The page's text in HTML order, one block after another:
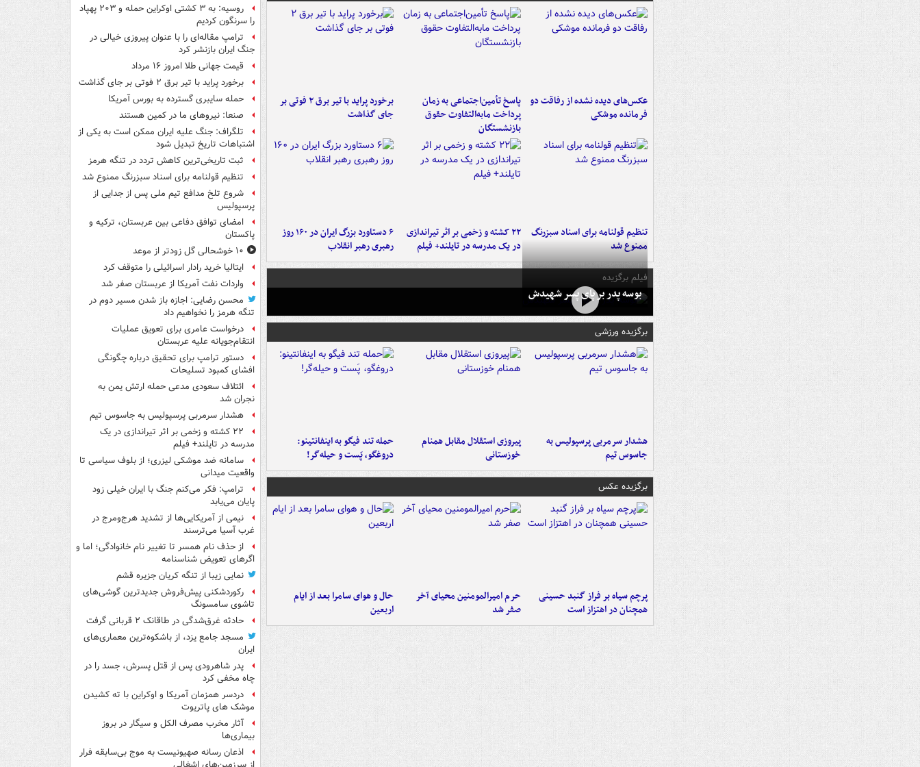
عکس‌های دیده نشده از رفاقت دو
فرمانده‌ موشکی
پاسخ تأمین‌اجتماعی به زمان
پرداخت مابه‌التفاوت حقوق
بازنشستگان
برخورد پراید با تیر برق ۲ فوتی بر
جای گذاشت
تنظیم قولنامه برای اسناد سبزرنگ
ممنوع شد
۲۲ کشته و زخمی بر اثر تیراندازی
در یک مدرسه در تایلند+ فیلم
۶ دستاورد بزرگ ایران در ۱۶۰ روز
رهبری رهبر انقلاب
فیلم برگزیده
بوسه‌ پدر بر پای پسر شهیدش
برگزیده ورزشی
هشدار سرمربی پرسپولیس به
جاسوس تیم
پیروزی استقلال مقابل همنام
خوزستانی
حمله تند فیگو به اینفانتینو:
دروغگو، پَست‌ و حیله‌گر!
برگزیده عکس
پرچم سیاه بر فراز گنبد حسینی
همچنان در اهتزاز است
حرم امیرالمومنین محیای آخر
صفر شد
حال و هوای سامرا بعد از ایام
اربعین
روسیه: به ۳ کشتی اوکراین حمله و ۲۰۳ پهپاد
را سرنگون کردیم
ترامپ مقاله‌ای را با عنوان پیروزی خیالی در
جنگ ایران بازنشر کرد
قیمت جهانی طلا امروز ۱۶ مرداد
برخورد پراید با تیر برق ۲ فوتی بر جای گذاشت
حمله سایبری گسترده به بورس آمریکا
صنعا: نیروهای ما در کمین‌ هستند
تلگراف: جنگ علیه ایران ممکن است به یکی از
اشتباهات تاریخ تبدیل شود
ثبت تاریخی‌ترین کاهش تردد در تنگه هرمز
تنظیم قولنامه برای اسناد سبزرنگ ممنوع شد
شروع تلخ مدافع تیم ملی پس از جدایی از
پرسپولیس
امضای توافق دفاعی بین عربستان، ترکیه و
پاکستان
۱۰ خوشحالی گل زودتر از موعد
ایتالیا خرید رادار اسرائیلی را متوقف کرد
واردات نفت آمریکا از عربستان صفر شد
محسن رضایی: اجازه باز شدن مسیر دوم در
تنگه هرمز را نخواهیم داد
درخواست عامری برای تعویق عملیات
انتقام‌جویانه علیه عربستان
دستور ترامپ برای تحقیق درباره چگونگی
افشای کمبود تسلیحات
ائتلاف سعودی مدعی حمله ارتش یمن به
نجران شد
هشدار سرمربی پرسپولیس به جاسوس تیم
۲۲ کشته و زخمی بر اثر تیراندازی در یک
مدرسه در تایلند+ فیلم
سامانه ضد موشکی لیزری؛ از بلوف سیاسی تا
واقعیت میدانی
ترامپ: فکر می‌کنم جنگ با ایران خیلی زود
پایان می‌یابد
نیمی از آمریکایی‌ها از تشدید هرج‌ومرج در
غرب آسیا می‌ترسند
از حذف نام همسر تا تغییر نام خانوادگی؛ اما و
اگرهای تعویض شناسنامه
نمایی زیبا از تنگه کریان جزیره قشم
رکوردشکنی پیش‌فروش جدیدترین گوشی‌های
تاشوی سامسونگ
حادثه غرق‌شدگی در طاقانک ۲ قربانی گرفت
مسجد جامع یزد، از باشکوه‌ترین معماری‌های
ایران
پدر شاهرودی پس از قتل پسرش، جسد را در
چاه مخفی کرد
دردسر همزمان آمریکا و اوکراین با ته کشیدن
موشک های پاتریوت
آثار مخرب مصرف الکل و سیگار در بروز
بیماری‌ها
اذعان رسانه صهیونیست به موج بی‌سابقه فرار